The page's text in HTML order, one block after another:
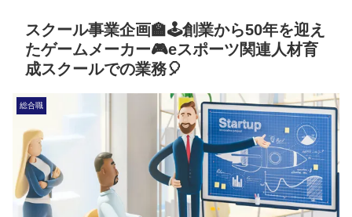
スクール事業企画🏫🕹️創業から50年を迎え
たゲームメーカー🎮️eスポーツ関連人材育
成スクールでの業務🎈
総合職